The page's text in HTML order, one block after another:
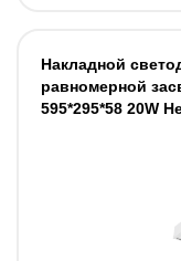
Накладной
равномерной
595*295*58 20W